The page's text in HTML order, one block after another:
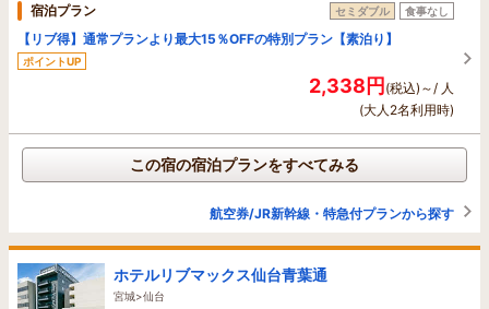
宿泊プラン セミダブル 食事なし
【リブ得】通常プランより最大15％OFFの特別プラン【素泊り】
ポイントUP
2,338円(税込)～/ 人
(大人2名利用時)
この宿の宿泊プランをすべてみる
航空券/JR新幹線・特急付プランから探す
ホテルリブマックス仙台青葉通
宮城>仙台